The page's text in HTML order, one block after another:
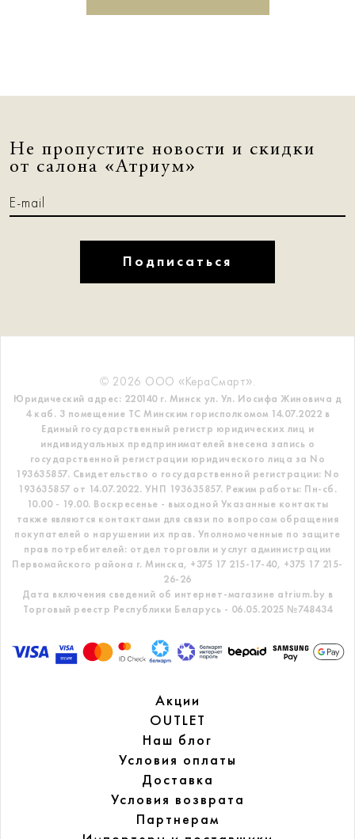
Не пропустите новости и скидки
от салона «Атриум»
Подписаться
© 2026 ООО «КераСмарт».
Юридический адрес: 220140 г. Минск ул. Ул. Иосифа Жиновича д
4 каб. 3 помещение ТС Минским горисполкомом 14.07.2022 в
Единый государственный регистр юридических лиц и
индивидуальных предпринимателей внесена запись о
государственной регистрации юридического лица за No
193635857. Свидетельство о государственной регистрации: No
193635857 от 14.07.2022. УНП 193635857. Режим работы: Пн-сб.
10.00 - 19.00. Воскресенье - выходной Указанные контакты
также являются контактами для связи по вопросам обращения
покупателей о нарушении их прав. Уполномоченные по защите
прав потребителей: отдел торговли и услуг администрации
Первомайского района г. Минска, +375 17 215-17-40, +375 17 215-
26-26
Дата включения сведений об интернет-магазине atrium.by в
Торговый реестр Республики Беларусь - 06.05.2025 №748434
Акции
OUTLET
Наш блог
Условия оплаты
Доставка
Условия возврата
Партнерам